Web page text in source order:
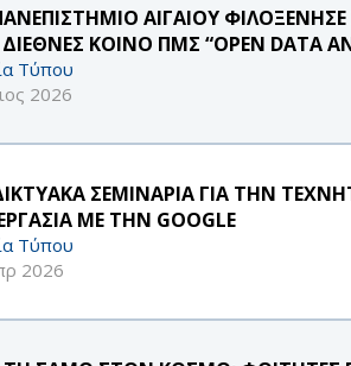
ΑΙΓΑΙΟΥ
ΚΟΙΝΟ ΠΜΣ “OPEN DATA
Τύπου
2026
ΣΕΜΙΝΑΡΙΑ ΓΙΑ ΤΗΝ
ΜΕ ΤΗΝ GOOGLE
Τύπου
2026